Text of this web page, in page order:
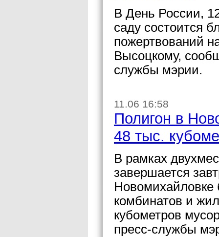
В День России,
саду состоится
пожертвований
Высоцкому,
службы мэрии.
11.06 16:58
Полигон в
48 тыс.
В рамках
завершается
Новомихайловке
комбинатов и
кубометров
пресс-службы